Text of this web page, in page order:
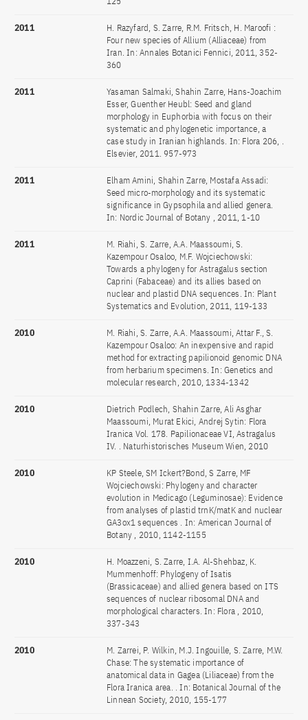
2011
H. Razyfard, S. Zarre, R.M. Fritsch, H. Maroofi :
Four new species of Allium (Alliaceae) from
Iran. In: Annales Botanici Fennici, 2011, 352-
360
2011
Yasaman Salmaki, Shahin Zarre, Hans-Joachim
Esser, Guenther Heubl: Seed and gland
morphology in Euphorbia with focus on their
systematic and phylogenetic importance, a
case study in Iranian highlands. In: Flora 206, .
Elsevier, 2011. 957-973
2011
Elham Amini, Shahin Zarre, Mostafa Assadi:
Seed micro-morphology and its systematic
significance in Gypsophila and allied genera.
In: Nordic Journal of Botany , 2011, 1-10
2011
M. Riahi, S. Zarre, A.A. Maassoumi, S.
Kazempour Osaloo, M.F. Wojciechowski:
Towards a phylogeny for Astragalus section
Caprini (Fabaceae) and its allies based on
nuclear and plastid DNA sequences. In: Plant
Systematics and Evolution, 2011, 119-133
2010
M. Riahi, S. Zarre, A.A. Maassoumi, Attar F., S.
Kazempour Osaloo: An inexpensive and rapid
method for extracting papilionoid genomic DNA
from herbarium specimens. In: Genetics and
molecular research, 2010, 1334-1342
2010
Dietrich Podlech, Shahin Zarre, Ali Asghar
Maassoumi, Murat Ekici, Andrej Sytin: Flora
Iranica Vol. 178. Papilionaceae VI, Astragalus
IV. . Naturhistorisches Museum Wien, 2010
2010
KP Steele, SM Ickert?Bond, S Zarre, MF
Wojciechowski: Phylogeny and character
evolution in Medicago (Leguminosae): Evidence
from analyses of plastid trnK/matK and nuclear
GA3ox1 sequences . In: American Journal of
Botany , 2010, 1142-1155
2010
H. Moazzeni, S. Zarre, I.A. Al-Shehbaz, K.
Mummenhoff: Phylogeny of Isatis
(Brassicaceae) and allied genera based on ITS
sequences of nuclear ribosomal DNA and
morphological characters. In: Flora , 2010,
337-343
2010
M. Zarrei, P. Wilkin, M.J. Ingouille, S. Zarre, M.W.
Chase: The systematic importance of
anatomical data in Gagea (Liliaceae) from the
Flora Iranica area. . In: Botanical Journal of the
Linnean Society, 2010, 155-177